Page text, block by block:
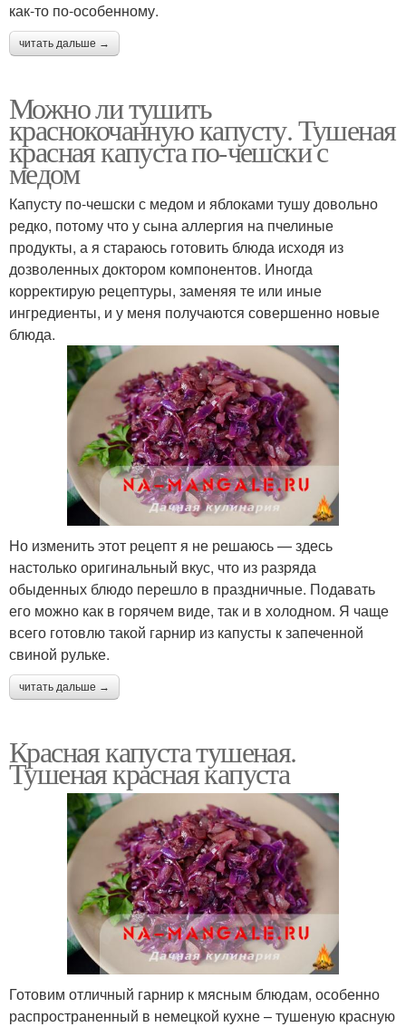
как-то по-особенному.
читать дальше →
Можно ли тушить
краснокочанную капусту. Тушеная
красная капуста по-чешски с
медом
Капусту по-чешски с медом и яблоками тушу довольно
редко, потому что у сына аллергия на пчелиные
продукты, а я стараюсь готовить блюда исходя из
дозволенных доктором компонентов. Иногда
корректирую рецептуры, заменяя те или иные
ингредиенты, и у меня получаются совершенно новые
блюда.
Но изменить этот рецепт я не решаюсь — здесь
настолько оригинальный вкус, что из разряда
обыденных блюдо перешло в праздничные. Подавать
его можно как в горячем виде, так и в холодном. Я чаще
всего готовлю такой гарнир из капусты к запеченной
свиной рульке.
читать дальше →
Красная капуста тушеная.
Тушеная красная капуста
Готовим отличный гарнир к мясным блюдам, особенно
распространенный в немецкой кухне – тушеную красную